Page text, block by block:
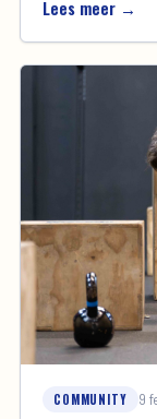
Lees meer →
COMMUNITY 9